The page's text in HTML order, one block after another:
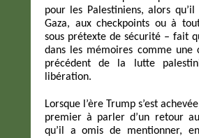
pour les Palestiniens, alors qu’il
Gaza, aux checkpoints ou à
sous prétexte de sécurité – fait
dans les mémoires comme une
précédent de la lutte
libération.
Lorsque l’ère Trump s’est
premier à parler d’un retour au
qu’il a omis de mentionner,